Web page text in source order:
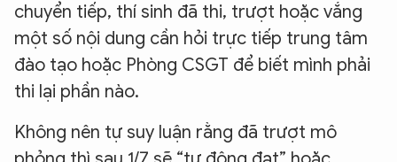
chuyển tiếp, thí sinh đã thi, trượt hoặc vắng
một số nội dung cần hỏi trực tiếp trung tâm
đào tạo hoặc Phòng CSGT để biết mình phải
thi lại phần nào.
Không nên tự suy luận rằng đã trượt mô